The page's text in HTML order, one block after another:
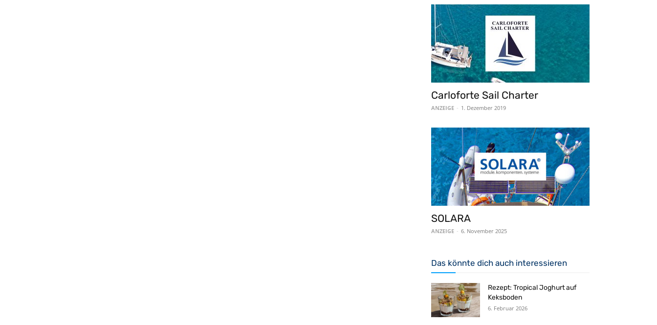
Carloforte Sail Charter
ANZEIGE - 1. Dezember 2019
SOLARA
ANZEIGE - 6. November 2025
Das könnte dich auch interessieren
Rezept: Tropical Joghurt auf
Keksboden
6. Februar 2026